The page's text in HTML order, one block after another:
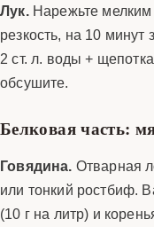
Лук.Нарежьте мелким
резкость, на 10 минут
2 ст. л. воды +
обсушите.
Белковая часть:
Говядина. Отварная
или тонкий ростбиф.
(10 г на литр) и